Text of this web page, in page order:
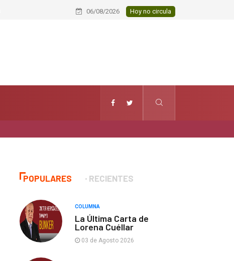
Elemento del Servicio de
06/08/2026 Hoy no circula
POPULARES RECIENTES
COLUMNA
La Última Carta de
Lorena Cuéllar
03 de Agosto 2026